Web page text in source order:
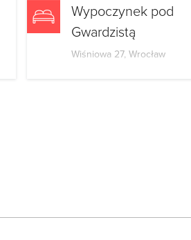
Wypoczynek pod
Gwardzistą
Wiśniowa 27, Wrocław